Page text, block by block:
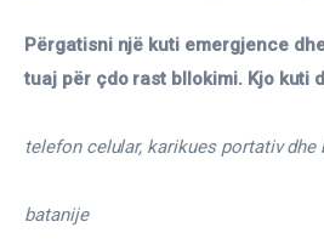
Përgatisni një kuti emergjence
tuaj për çdo rast bllokimi. Kjo kuti
telefon celular, karikues portativ dhe
batanije